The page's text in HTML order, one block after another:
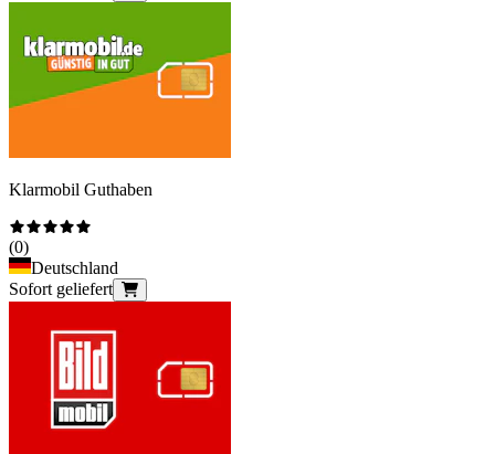
Klarmobil Guthaben
(0)
Deutschland
Sofort geliefert